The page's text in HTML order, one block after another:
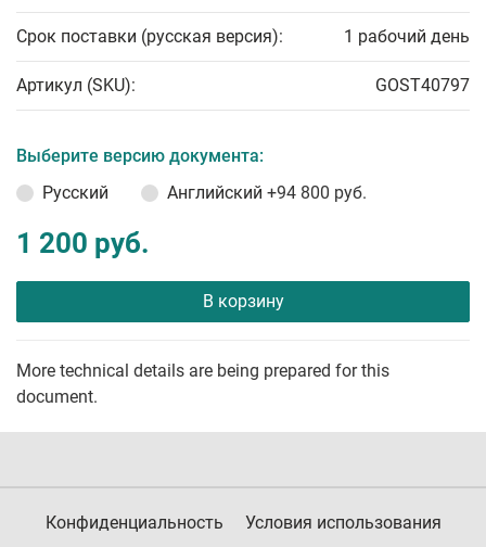
Срок поставки (русская версия): 1 рабочий день
Артикул (SKU): GOST40797
Выберите версию документа:
Русский
Английский +94 800 руб.
1 200 руб.
В корзину
More technical details are being prepared for this
document.
Конфиденциальность Условия использования